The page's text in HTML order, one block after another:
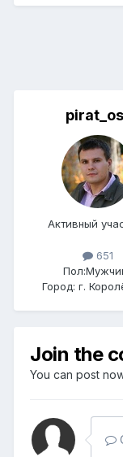
pirat_os
Активный
651
Пол:
Город: г.
Join the
You can post